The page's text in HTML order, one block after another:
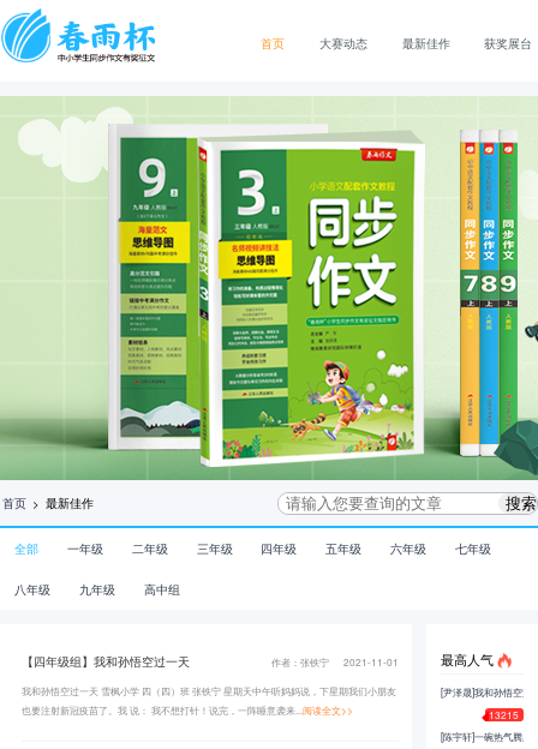
首页 大赛动态 最新佳作 获奖展台
首页 > 最新佳作
全部 一年级 二年级 三年级 四年级 五年级 六年级 七年级
八年级 九年级 高中组
【四年级组】我和孙悟空过一天 作者：张铁宁
2021-11-01
我和孙悟空过一天 雪枫小学 四（四）班 张铁宁 星期天中午听妈妈说，下星期我们小朋友
也要注射新冠疫苗了。我 说： 我不想打针！说完，一阵睡意袭来... 阅读全文>>
最高人气
[尹泽晟]我和孙悟空过
13215
[陈宇轩]一碗热气腾腾